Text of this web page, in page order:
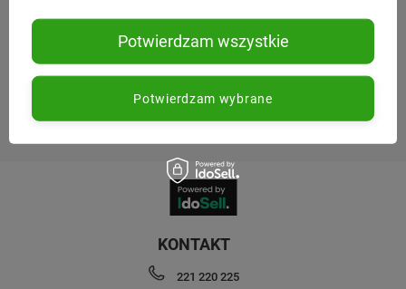
Wojewódzki Inspektorat Weterynarii w Siedlcach
KONTAKT
221 220 225
Potwierdzam wybrane
Potwierdzam wszystkie